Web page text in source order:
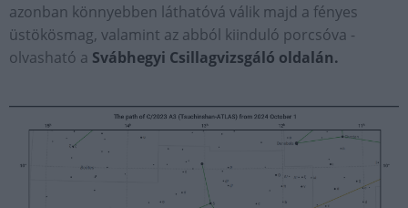
azonban könnyebben láthatóvá válik majd a fényes
üstökösmag, valamint az abból kiinduló porcsóva -
olvasható a Svábhegyi Csillagvizsgáló oldalán.